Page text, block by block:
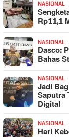
NASIONAL
Rp11,1
NASIONAL
Dasco:
Bahas
NASIONAL
Jadi
Saputra
Digital
NASIONAL
Hari